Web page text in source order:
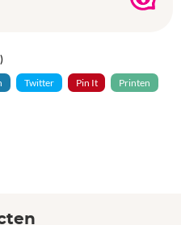
Twitter Pin It Printen